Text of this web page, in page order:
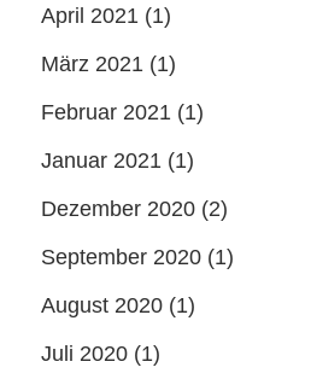
April 2021 (1)
März 2021 (1)
Februar 2021 (1)
Januar 2021 (1)
Dezember 2020 (2)
September 2020 (1)
August 2020 (1)
Juli 2020 (1)